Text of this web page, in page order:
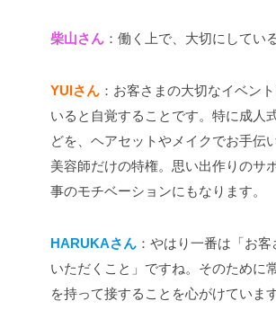
柴山さん ：働く上で、大切にしてい
YUIさん ：お客さまの大切なイベン
いると自覚することです。特に成人
どを、ヘアセットやメイクでお手伝
美容師だけの特権。思い出作りのサ
事のモチベーションにもなります。
HARUKAさん ：やはり一番は「お
いただくこと」ですね。そのために
を持って接することを心がけていま